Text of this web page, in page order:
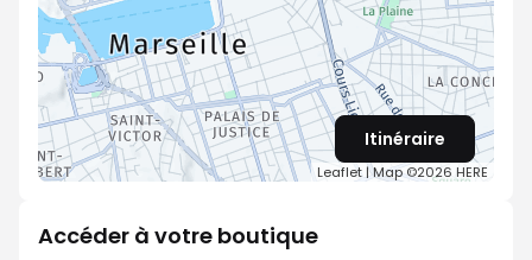
Leaflet | Map ©2026 HERE
Itinéraire
Accéder à votre boutique